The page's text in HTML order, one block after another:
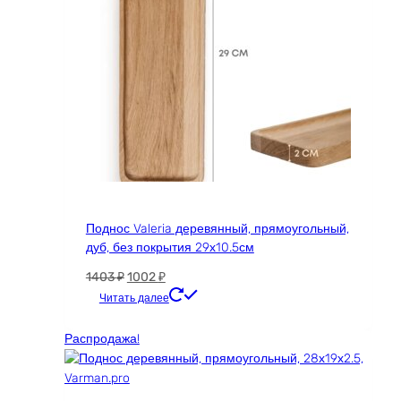
Поднос Valeria деревянный, прямоугольный,
дуб, без покрытия 29х10.5см
1403₽Первоначальная
цена
1403 ₽.
1002₽Текущая
цена:
Читать далее
Распродажа!